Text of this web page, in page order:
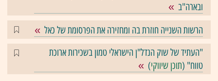
ובארה"ב
הרשות השנייה חוזרת בה ומחזירה את הפרסומת של כאל
"העתיד של שוק הנדל"ן הישראלי טמון בשכירות ארוכת
טווח" (תוכן שיווקי)